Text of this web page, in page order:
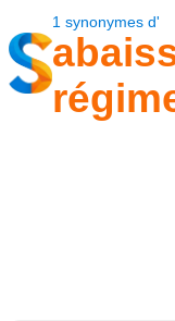
1 synonymes d'